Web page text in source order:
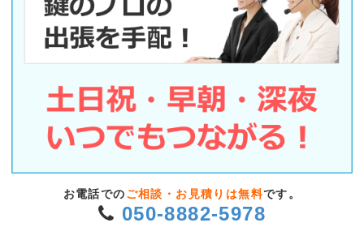
お電話での ご相談・お見積りは無料です。
050-8882-5978